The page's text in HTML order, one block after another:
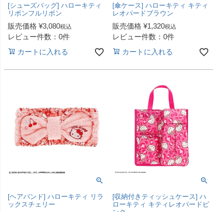
[シューズバッグ] ハローキティ
リボンフルリボン
販売価格 ¥3,080税込
レビュー件数：0件
カートに入れる
[傘ケース] ハローキティ キティ
レオパードブラウン
販売価格 ¥1,320税込
レビュー件数：0件
カートに入れる
[ヘアバンド] ハローキティ リラ
ックスチェリー
[収納付きティッシュケース] ハ
ローキティ キティレオパードピ